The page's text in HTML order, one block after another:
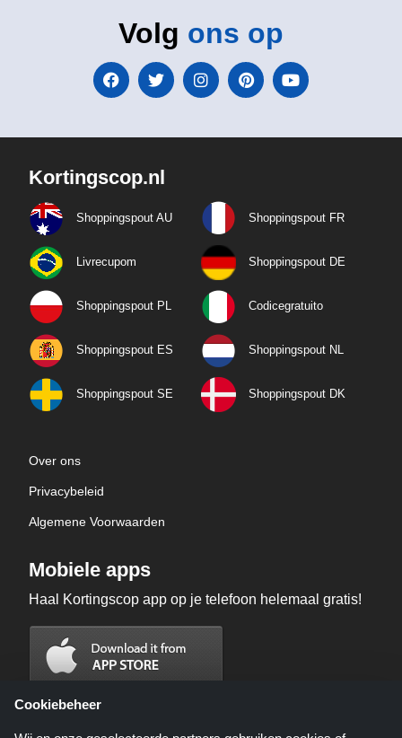
Volg ons op
Kortingscop.nl
Shoppingspout AU Shoppingspout FR
Livrecupom Shoppingspout DE
Shoppingspout PL Codicegratuito
Shoppingspout ES Shoppingspout NL
Shoppingspout SE Shoppingspout DK
Over ons
Privacybeleid
Algemene Voorwaarden
Mobiele apps
Haal Kortingscop app op je telefoon helemaal gratis!
Cookiebeheer